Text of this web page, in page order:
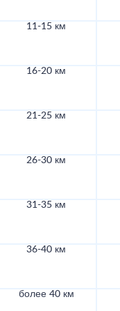
11-15 км
16-20 км
21-25 км
26-30 км
31-35 км
36-40 км
более 40 км